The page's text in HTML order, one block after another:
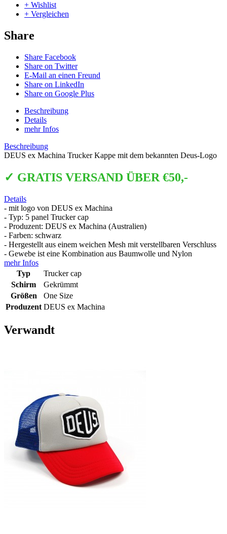
+ Wishlist
+ Vergleichen
Share
Share Facebook
Share on Twitter
E-Mail an einen Freund
Share on LinkedIn
Share on Google Plus
Beschreibung
Details
mehr Infos
Beschreibung
DEUS ex Machina Trucker Kappe mit dem bekannten Deus-Logo
✓ GRATIS VERSAND ÜBER €50,-
Details
- mit logo von DEUS ex Machina
- Typ: 5 panel Trucker cap
- Produzent: DEUS ex Machina (Australien)
- Farben: schwarz
- Hergestellt aus einem weichen Mesh mit verstellbaren Verschluss
- Gewebe ist eine Kombination aus Baumwolle und Nylon
mehr Infos
Typ
Trucker cap
Schirm
Gekrümmt
Größen
One Size
Produzent DEUS ex Machina
Verwandt